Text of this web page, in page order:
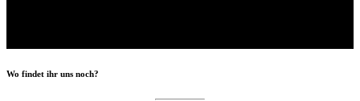
Wo findet ihr uns noch?